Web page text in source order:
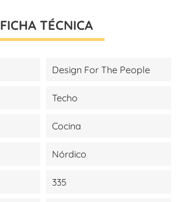
FICHA TÉCNICA
Design For The People
Techo
Cocina
Nórdico
335